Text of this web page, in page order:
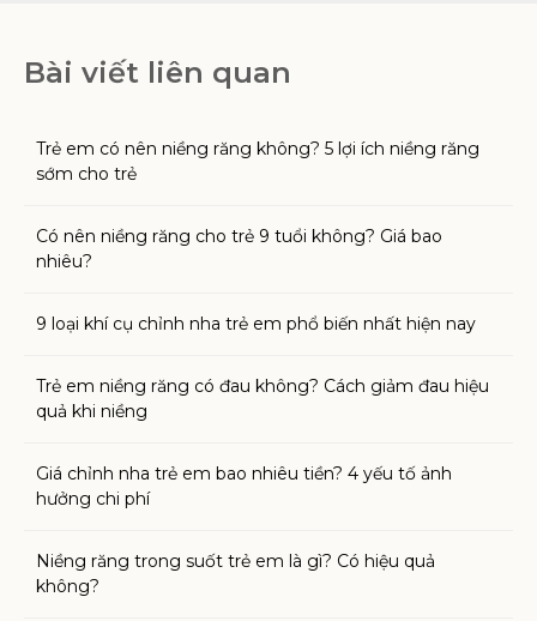
Bài viết liên quan
Trẻ em có nên niềng răng không? 5 lợi ích niềng răng
sớm cho trẻ
Có nên niềng răng cho trẻ 9 tuổi không? Giá bao
nhiêu?
9 loại khí cụ chỉnh nha trẻ em phổ biến nhất hiện nay
Trẻ em niềng răng có đau không? Cách giảm đau hiệu
quả khi niềng
Giá chỉnh nha trẻ em bao nhiêu tiền? 4 yếu tố ảnh
hưởng chi phí
Niềng răng trong suốt trẻ em là gì? Có hiệu quả
không?